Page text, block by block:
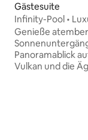
Gästesuite
Infinity-Pool •
Genieße
Panoramablick
Vulkan und die